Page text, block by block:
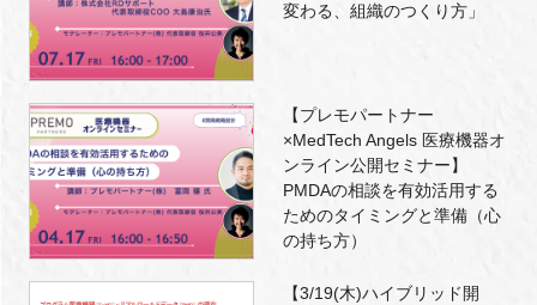
変わる、組織のつくり方」
【プレモパートナー
×MedTech Angels 医療機器オ
ンライン公開セミナー】
PMDAの相談を有効活用する
ためのタイミングと準備（心
の持ち方）
【3/19(木)ハイブリッド開